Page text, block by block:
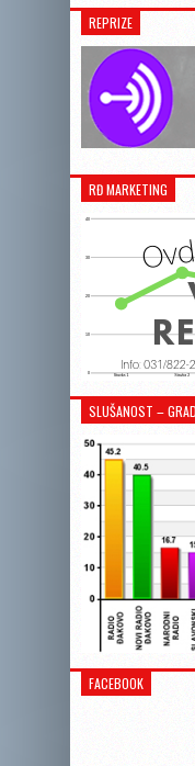
REPRIZE
RĐ MARKETING
SLUŠANOST –
FACEBOOK